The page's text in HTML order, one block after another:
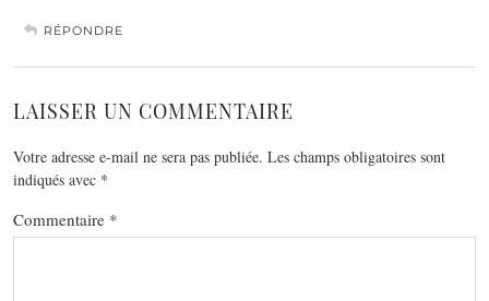
RÉPONDRE
LAISSER UN COMMENTAIRE
Votre adresse e-mail ne sera pas publiée. Les champs obligatoires sont
indiqués avec *
Commentaire *